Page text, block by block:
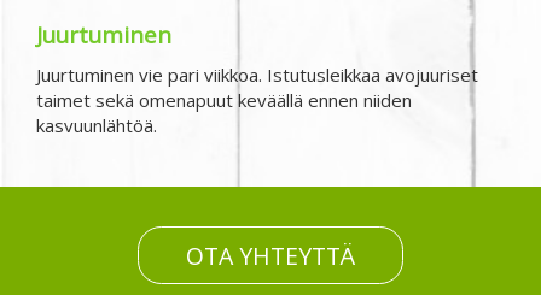
Juurtuminen
Juurtuminen vie pari viikkoa. Istutusleikkaa avojuuriset
taimet sekä omenapuut keväällä ennen niiden
kasvuunlähtöä.
OTA YHTEYTTÄ